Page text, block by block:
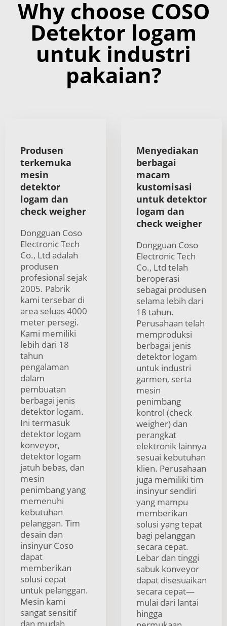
Why choose COSO
Detektor logam
untuk industri
pakaian?
Produsen
terkemuka
mesin
detektor
logam dan
check weigher
Dongguan Coso
Electronic Tech
Co., Ltd adalah
produsen
profesional sejak
2005. Pabrik
kami tersebar di
area seluas 4000
meter persegi.
Kami memiliki
lebih dari 18
tahun
pengalaman
dalam
pembuatan
berbagai jenis
detektor logam.
Ini termasuk
detektor logam
konveyor,
detektor logam
jatuh bebas, dan
mesin
penimbang yang
memenuhi
kebutuhan
pelanggan. Tim
desain dan
insinyur Coso
dapat
memberikan
solusi cepat
untuk pelanggan.
Mesin kami
sangat sensitif
dan mudah
Menyediakan
berbagai
macam
kustomisasi
untuk detektor
logam dan
check weigher
Dongguan Coso
Electronic Tech
Co., Ltd telah
beroperasi
sebagai produsen
selama lebih dari
18 tahun.
Perusahaan telah
memproduksi
berbagai jenis
detektor logam
untuk industri
garmen, serta
mesin
penimbang
kontrol (check
weigher) dan
perangkat
elektronik lainnya
sesuai kebutuhan
klien. Perusahaan
juga memiliki tim
insinyur sendiri
yang mampu
memberikan
solusi yang tepat
bagi pelanggan
secara cepat.
Lebar dan tinggi
sabuk konveyor
dapat disesuaikan
secara cepat—
mulai dari lantai
hingga